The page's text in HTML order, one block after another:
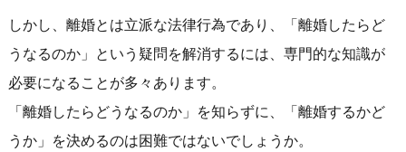
しかし、離婚とは立派な法律行為であり、「離婚したらど
うなるのか」という疑問を解消するには、専門的な知識が
必要になることが多々あります。
「離婚したらどうなるのか」を知らずに、「離婚するかど
うか」を決めるのは困難ではないでしょうか。